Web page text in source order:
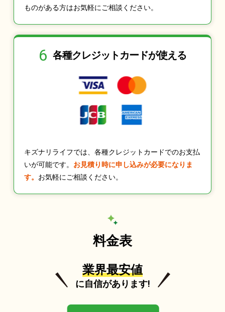
ものがある方はお気軽にご相談ください。
6 各種クレジットカードが使える
キズナリライフでは、各種クレジットカードでのお支払
いが可能です。 お見積り時に申し込みが必要になりま
す。 お気軽にご相談ください。
料金表
業界最安値
に自信があります!